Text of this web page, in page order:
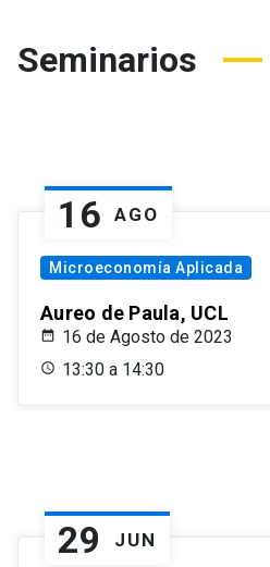
Seminarios
16 AGO
Microeconomía Aplicada
Aureo de Paula, UCL
16 de Agosto de 2023
13:30 a 14:30
29 JUN